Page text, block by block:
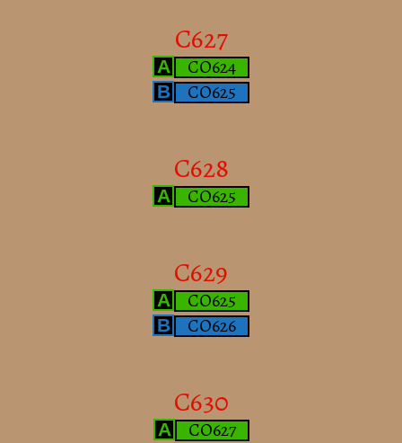
C627
A CO624
B CO625
C628
A CO625
C629
A CO625
B CO626
C630
A CO627